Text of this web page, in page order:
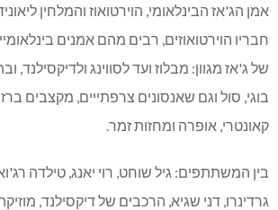
אמן הג'אז הבינלאומי, הוירטואוז והמלחין
חבריו הוירטואוזים, רבים מהם אמנים
של ג'אז מגוון: מבלוז ועד לסווינג ולדיקסילנד,
בוגי, סול וגם שאנסונים צרפתייים, מקצבים
קאונטרי, אופרה ומחזות זמר.
בין המשתתפים: גיל שוחט, רוי יאנג, טילדה
גרדינרו, דני שגיא, הרכבים של דיקסילנד,